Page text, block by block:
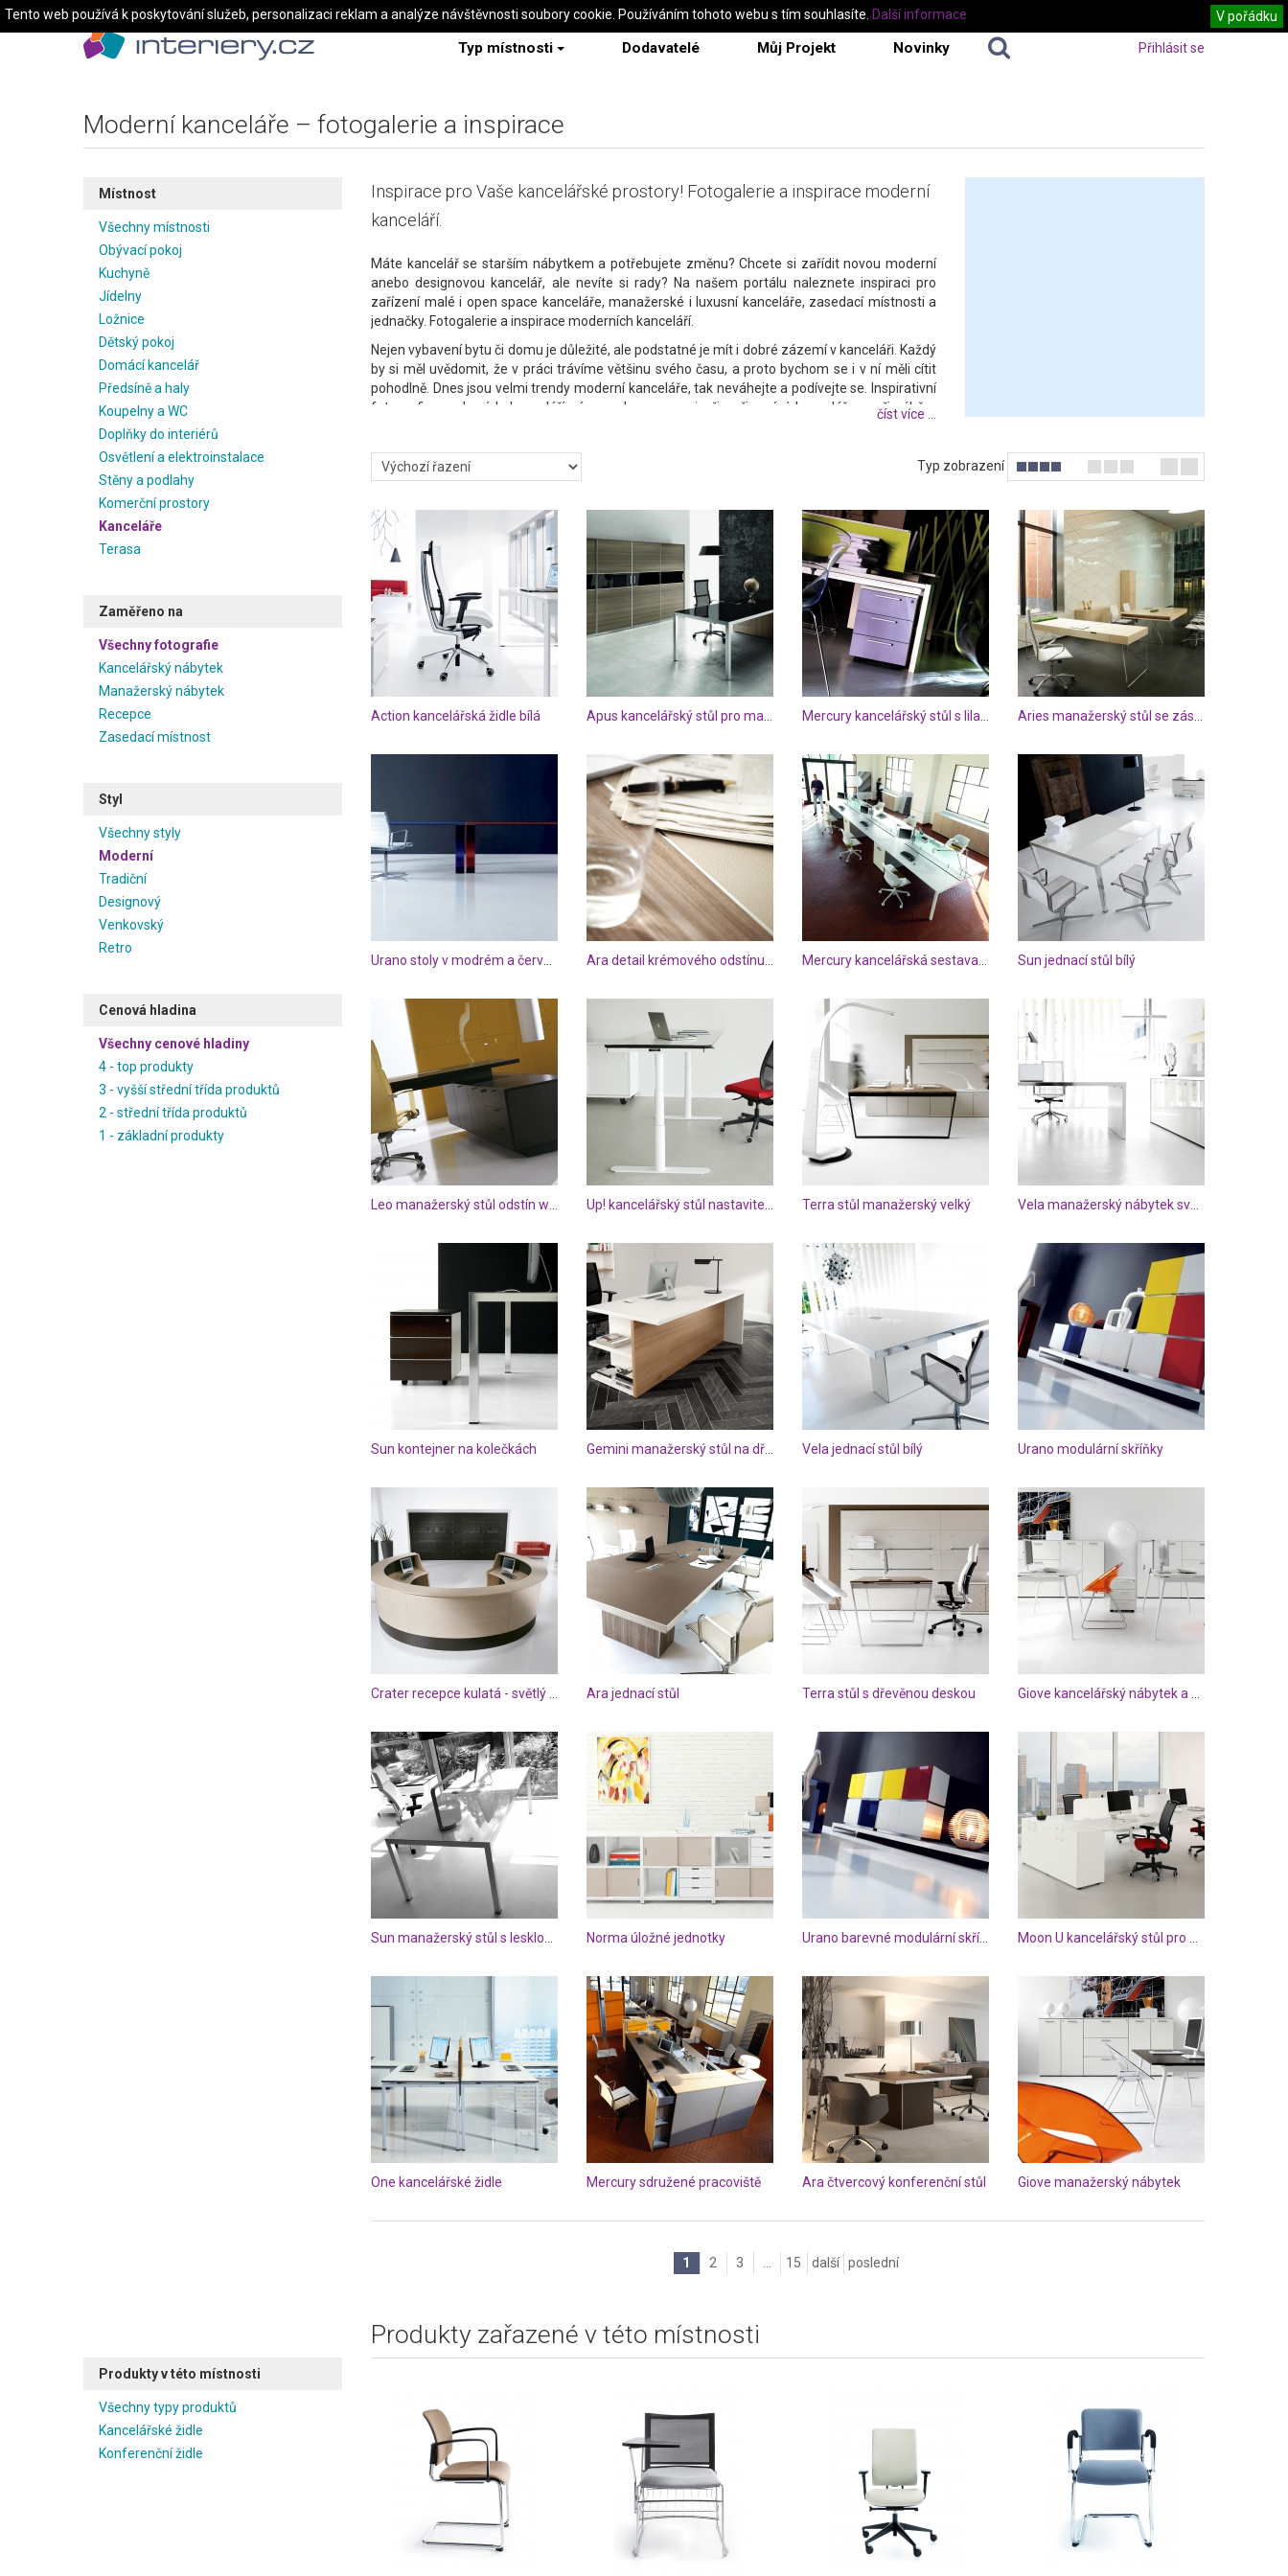
Typ místnosti Dodavatelé Můj Projekt Novinky Přihlásit se
Moderní kanceláře – fotogalerie a inspirace
Místnost
Všechny místnosti
Obývací pokoj
Kuchyně
Jídelny
Ložnice
Dětský pokoj
Domácí kancelář
Předsíně a haly
Koupelny a WC
Doplňky do interiérů
Osvětlení a elektroinstalace
Stěny a podlahy
Komerční prostory
Kanceláře
Terasa
Zaměřeno na
Všechny fotografie
Kancelářský nábytek
Manažerský nábytek
Recepce
Zasedací místnost
Styl
Všechny styly
Moderní
Tradiční
Designový
Venkovský
Retro
Cenová hladina
Všechny cenové hladiny
4 - top produkty
3 - vyšší střední třída produktů
2 - střední třída produktů
1 - základní produkty
Inspirace pro Vaše kancelářské prostory! Fotogalerie a inspirace moderní
kanceláří.
Máte kancelář se starším nábytkem a potřebujete změnu? Chcete si zařídit novou moderní
anebo designovou kancelář, ale nevíte si rady? Na našem portálu naleznete inspiraci pro
zařízení malé i open space kanceláře, manažerské i luxusní kanceláře, zasedací místnosti a
jednačky. Fotogalerie a inspirace moderních kanceláří.
Nejen vybavení bytu či domu je důležité, ale podstatné je mít i dobré zázemí v kanceláři. Každý
by si měl uvědomit, že v práci trávíme většinu svého času, a proto bychom se i v ní měli cítit
pohodlně. Dnes jsou velmi trendy moderní kanceláře, tak neváhejte a podívejte se. Inspirativní
fotografie moderních kanceláří vám mohou pomoci při zařizování kanceláře a při výběru
kreativním oboru, bude se vám hodit spíše kreativnější a barevnější prostředí. V klasických
oborech kde je zapotřebí kultura a prezentační vzhled kanceláří, bude se hodit spíše moderní
Inspirujte se a zvelebte si své kancelářské prostory. Zde najdete produkty určené jak pro
manažerskou kancelář, tak i pro recepci či zasedací místnost. Stačí si zvolit styl, ve kterém
bude kancelář vybavena, a máte vyhráno. Moderní kanceláře jistě osloví nejen Vás, ale i Vaše
klienty.
číst více ...
Typ zobrazení
Action kancelářská židle bílá
Sun jednací stůl bílý
Terra stůl manažerský velký
Sun kontejner na kolečkách Vela jednací stůl bílý Urano modulární skříňky
Ara jednací stůl Terra stůl s dřevěnou deskou
Norma úložné jednotky Urano barevné modulární skříňky
One kancelářské židle Mercury sdružené pracoviště Ara čtvercový konferenční stůl Giove manažerský nábytek
1 2 3 15 další poslední
Produkty v této místnosti
Všechny typy produktů
Kancelářské židle
Konferenční židle
Produkty zařazené v této místnosti
Tento web používá k poskytování služeb, personalizaci reklam a analýze návštěvnosti soubory cookie. Používáním tohoto webu s tím souhlasíte. V pořádku
Další informace